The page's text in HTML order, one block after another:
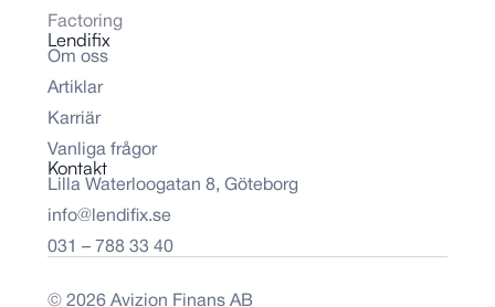
Factoring
Lendifix
Om oss
Artiklar
Karriär
Vanliga frågor
Kontakt
Lilla Waterloogatan 8, Göteborg
info@lendifix.se
031 – 788 33 40
© 2026 Avizion Finans AB